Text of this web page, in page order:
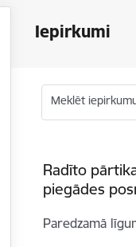
Iepirkumi
Meklēt
Radīto
piegādes
Paredzamā